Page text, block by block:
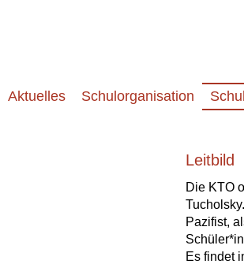
Aktuelles Schulorganisation
Leitbild
Die KTO
Pazifist,
Es findet